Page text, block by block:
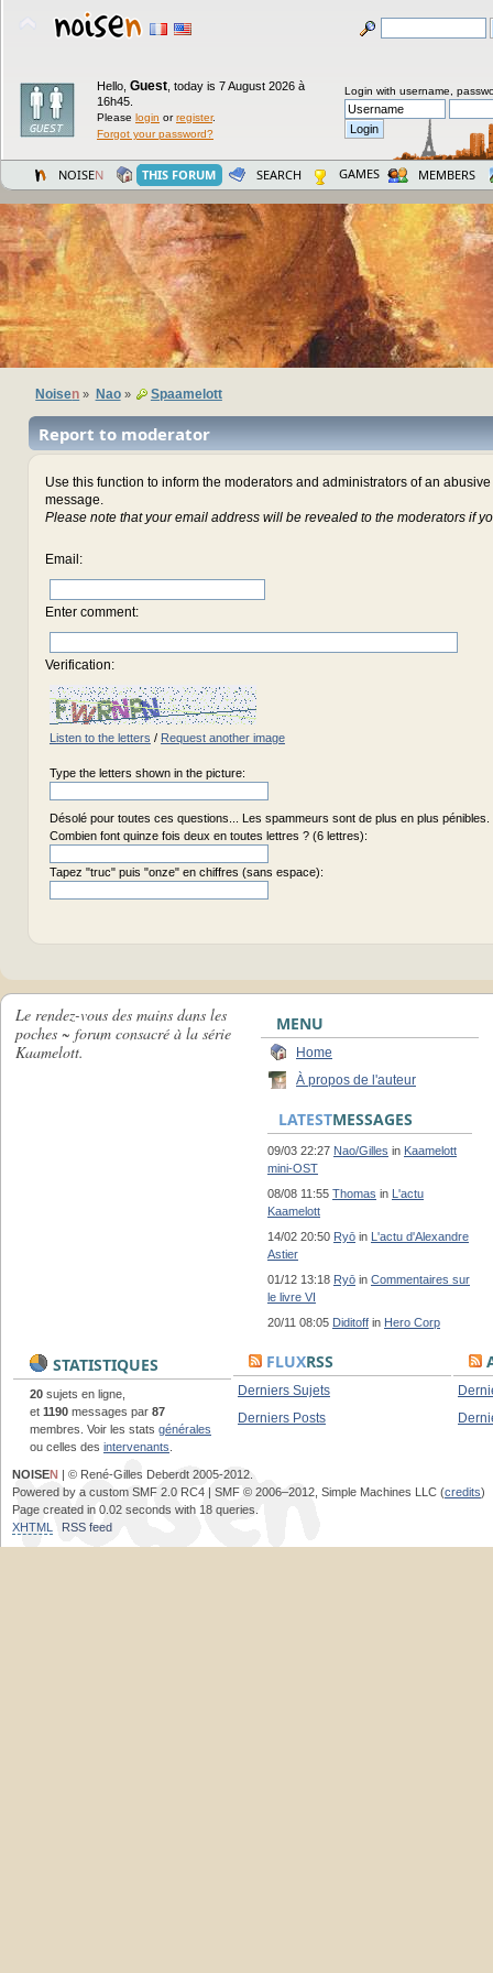
Hello, Guest today is 7 August 2026 à
16h45.
Please login orregister.
Forgot your password?
Login with username,
NOISEN THIS FORUM SEARCH GAMES MEMBERS
Noisen » Nao» Spaamelott
Report to moderator
Use this function to inform the moderators and administrators of an
message.
Please note that your email address will be revealed to the moderators if
Email :
Enter comment:
Verification:
Listen to the letters / Request another image
Type the letters shown in the picture:
Désolé pour toutes ces questions... Les spammeurs sont de plus en plus pénibles.
Combien font quinze fois deux en toutes lettres ? (6 lettres):
Tapez "truc" puis "onze" en chiffres (sans espace):
Le rendez-vous des mains dans les
poches ~ forum consacré à la série
Kaamelott.
MENU
Home
À propos de l'auteur
LATESTMESSAGES
09/03 22:27 Nao/Gilles in Kaamelott
mini-OST
08/08 11:55 Thomas in L'actu
Kaamelott
14/02 20:50 Ryō in L'actu d'Alexandre
Astier
01/12 13:18 Ryō in Commentaires sur
le livre VI
20/11 08:05 Diditoff in Hero Corp
STATISTIQUES
20 sujets en ligne,
et 1190 messages par 87
membres. Voir les stats générales
ou celles des intervenants
FLUXRSS
Derniers Sujets
Derniers Posts
NOISEN | © René-Gilles Deberdt 2005-2012.
Powered by a custom SMF 2.0 RC4 | SMF © 2006–2012, Simple Machines LLC (credits)
Page created in 0.02 seconds with 18 queries.
XHTML
RSS feed